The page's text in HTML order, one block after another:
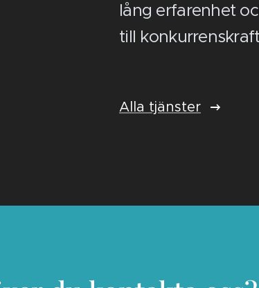
lång erfarenhet
till
Alla tjänster